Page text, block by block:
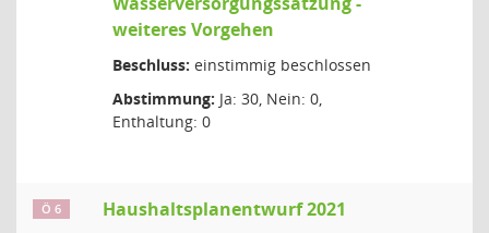
weiteres Vorgehen
Beschluss: einstimmig beschlossen
Abstimmung: Ja: 30, Nein: 0,
Enthaltung: 0
Ö 6 Haushaltsplanentwurf 2021